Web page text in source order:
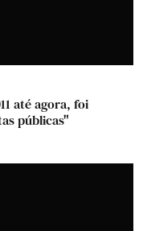
até agora, foi
públicas"